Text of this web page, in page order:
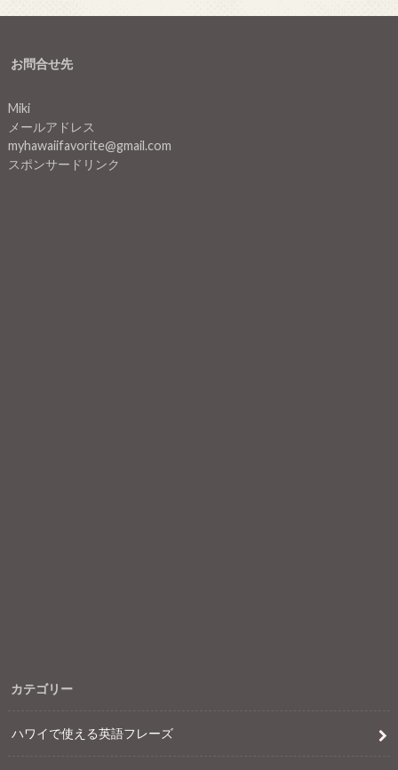
お問合せ先
Miki
メールアドレス
myhawaiifavorite@gmail.com
スポンサードリンク
カテゴリー
ハワイで使える英語フレーズ